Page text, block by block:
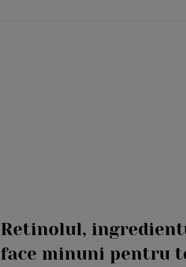
Retinolul,
face minuni pentru